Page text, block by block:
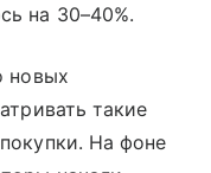
на 30–40%.
новых
такие
На фоне